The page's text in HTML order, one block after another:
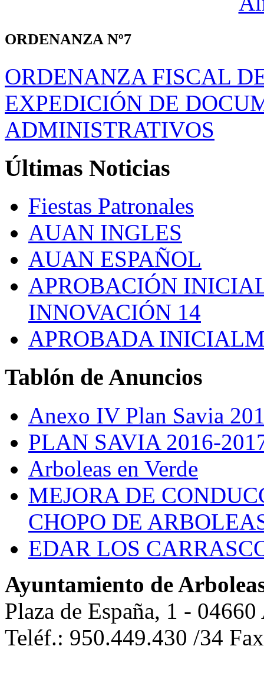
ORDENANZA Nº7
ORDENANZA FISCAL
EXPEDICIÓN DE
ADMINISTRATIVOS
Últimas Noticias
Fiestas Patronales
AUAN INGLES
AUAN ESPAÑOL
APROBACIÓN
INNOVACIÓN 14
APROBADA
Tablón de Anuncios
Anexo IV Plan Savia
PLAN SAVIA 2016-
Arboleas en Verde
MEJORA DE
CHOPO DE
EDAR LOS
Ayuntamiento de
Plaza de España, 1 -
Teléf.: 950.449.430 /34